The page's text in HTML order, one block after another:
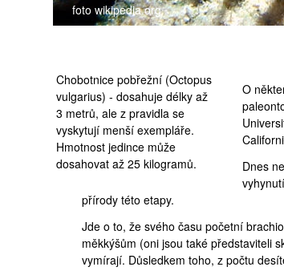
foto wikipedia.org
Chobotnice pobřežní (Octopus
vulgarius) - dosahuje délky až
3 metrů, ale z pravidla se
vyskytují menší exempláře.
Hmotnost jedince může
dosahovat až 25 kilogramů.
O
Dnes
přírody této etapy.
Jde o to, že svého času početní
měkkýšům (oni jsou také představiteli
vymírají. Důsledkem toho, z počtu